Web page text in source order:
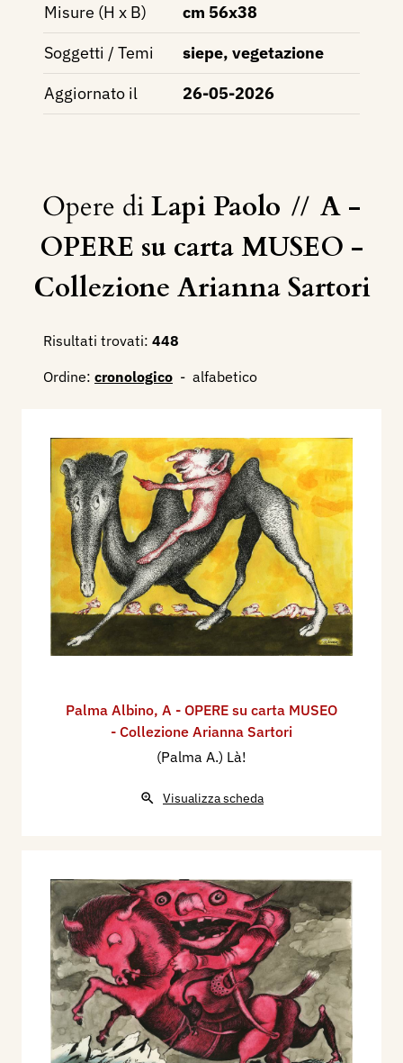
Misure (H x B)
cm 56x38
Soggetti / Temi
siepe, vegetazione
Aggiornato il
26-05-2026
Opere diLapi Paolo // A -
OPERE su carta MUSEO -
Collezione Arianna Sartori
Risultati trovati: 448
Ordine: cronologico - alfabetico
Palma Albino, A - OPERE su carta MUSEO
- Collezione Arianna Sartori
(Palma A.) Là!
Visualizza scheda